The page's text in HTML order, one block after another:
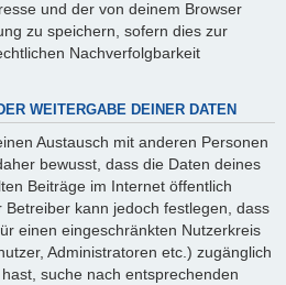
und der von deinem Browser
zu speichern, sofern dies zur
Nachverfolgbarkeit
WEITERGABE DEINER DATEN
Austausch mit anderen Personen
bewusst, dass die Daten deines
Beiträge im Internet öffentlich
kann jedoch festlegen, dass
einen eingeschränkten Nutzerkreis
Administratoren etc.) zugänglich
suche nach entsprechenden